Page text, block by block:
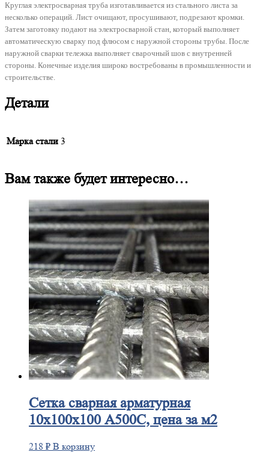
Круглая электросварная труба изготавливается из стального листа за
несколько операций. Лист очищают, просушивают, подрезают кромки.
Затем заготовку подают на электросварной стан, который выполняет
автоматическую сварку под флюсом с наружной стороны трубы. После
наружной сварки тележка выполняет сварочный шов с внутренней
стороны. Конечные изделия широко востребованы в промышленности и
строительстве.
Детали
Марка стали 3
Вам также будет интересно…
Сеткасварная арматурная
10х100х100 А500С, цена за м2
218 ₽ В корзину